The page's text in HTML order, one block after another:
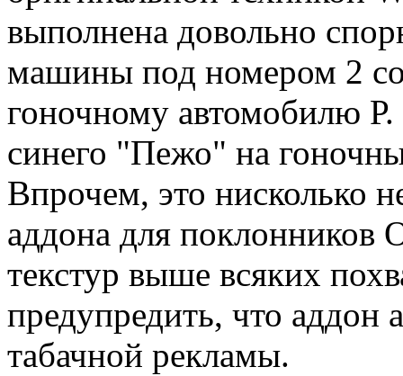
выполнена довольно
машины под номером 2
гоночному автомобилю Р.
синего "Пежо" на
Впрочем, это нисколько
аддона для поклонников
текстур выше всяких
предупредить, что аддон
табачной рекламы.